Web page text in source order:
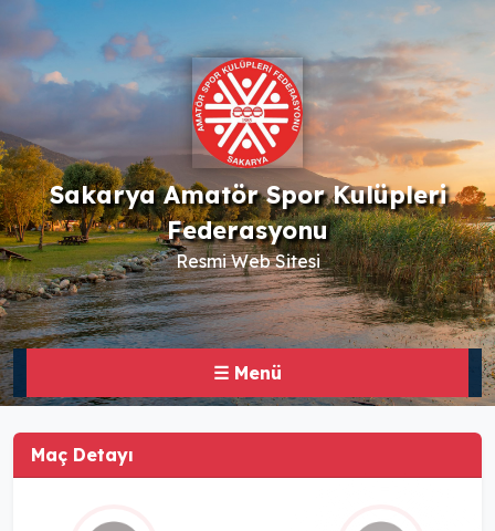
Sakarya Amatör Spor Kulüpleri
Federasyonu
Resmi Web Sitesi
☰ Menü
Maç Detayı